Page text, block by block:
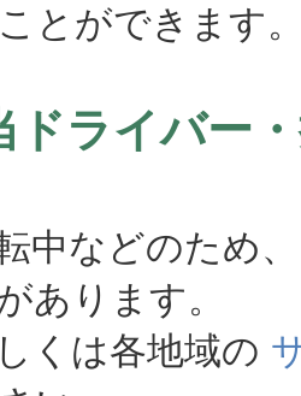
とができます
ドライバー
中などのため
あります。
くは各地域の